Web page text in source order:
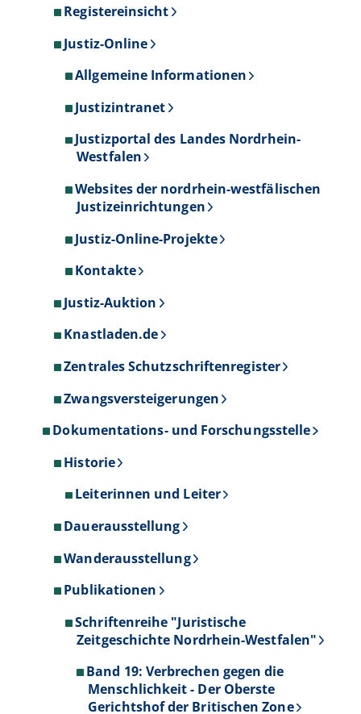
Registereinsicht
Justiz-Online
Allgemeine Informationen
Justizintranet
Justizportal des Landes Nordrhein-
Westfalen
Websites der nordrhein-westfälischen
Justizeinrichtungen
Justiz-Online-Projekte
Kontakte
Justiz-Auktion
Knastladen.de
Zentrales Schutzschriftenregister
Zwangsversteigerungen
Dokumentations- und Forschungsstelle
Historie
Leiterinnen und Leiter
Dauerausstellung
Wanderausstellung
Publikationen
Schriftenreihe "Juristische
Zeitgeschichte Nordrhein-Westfalen"
Band 19: Verbrechen gegen die
Menschlichkeit - Der Oberste
Gerichtshof der Britischen Zone